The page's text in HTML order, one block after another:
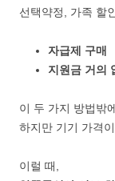
선택약정, 가족 할
자급제 구매
지원금 거의
이 두 가지 방법밖
하지만 기기 가격
이럴 때,